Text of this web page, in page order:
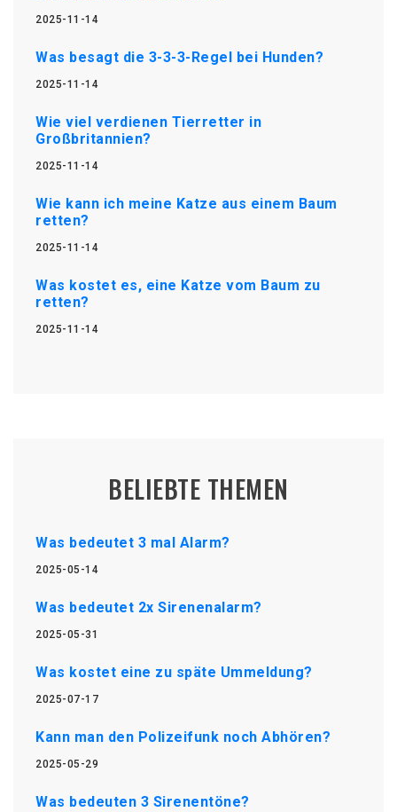
2025-11-14
Was besagt die 3-3-3-Regel bei Hunden?
2025-11-14
Wie viel verdienen Tierretter in
Großbritannien?
2025-11-14
Wie kann ich meine Katze aus einem Baum
retten?
2025-11-14
Was kostet es, eine Katze vom Baum zu
retten?
2025-11-14
BELIEBTE THEMEN
Was bedeutet 3 mal Alarm?
2025-05-14
Was bedeutet 2x Sirenenalarm?
2025-05-31
Was kostet eine zu späte Ummeldung?
2025-07-17
Kann man den Polizeifunk noch Abhören?
2025-05-29
Was bedeuten 3 Sirenentöne?